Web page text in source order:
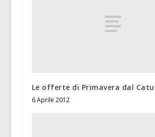
Le offerte di Primavera dal
6 Aprile 2012